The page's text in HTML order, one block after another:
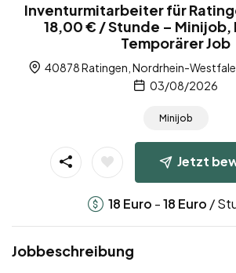
Inventurmitarbeiter für
18,00 € / Stunde – Minijob,
Temporärer Job
40878 Ratingen, Nordrhein-
03/08/2026
Minijob
Jetzt
18 Euro -18 Euro /
Jobbeschreibung